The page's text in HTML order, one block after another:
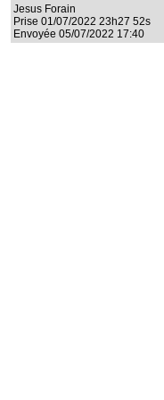
Jesus Forain
Prise 01/07/2022 23h27 52s
Envoyée 05/07/2022 17:40